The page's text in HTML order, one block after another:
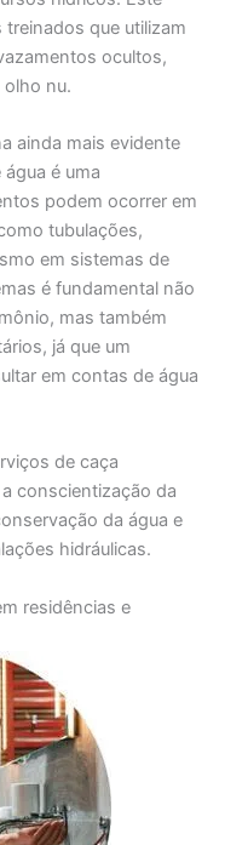
que utilizam
ocultos,
olho nu.
ainda mais evidente
é uma
podem ocorrer em
tubulações,
em sistemas de
é fundamental não
mas também
já que um
em contas de água
de caça
conscientização da
da água e
hidráulicas.
residências e